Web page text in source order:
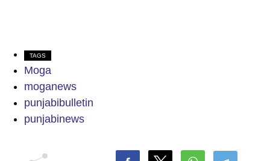
TAGS
Moga
moganews
punjabibulletin
punjabinews